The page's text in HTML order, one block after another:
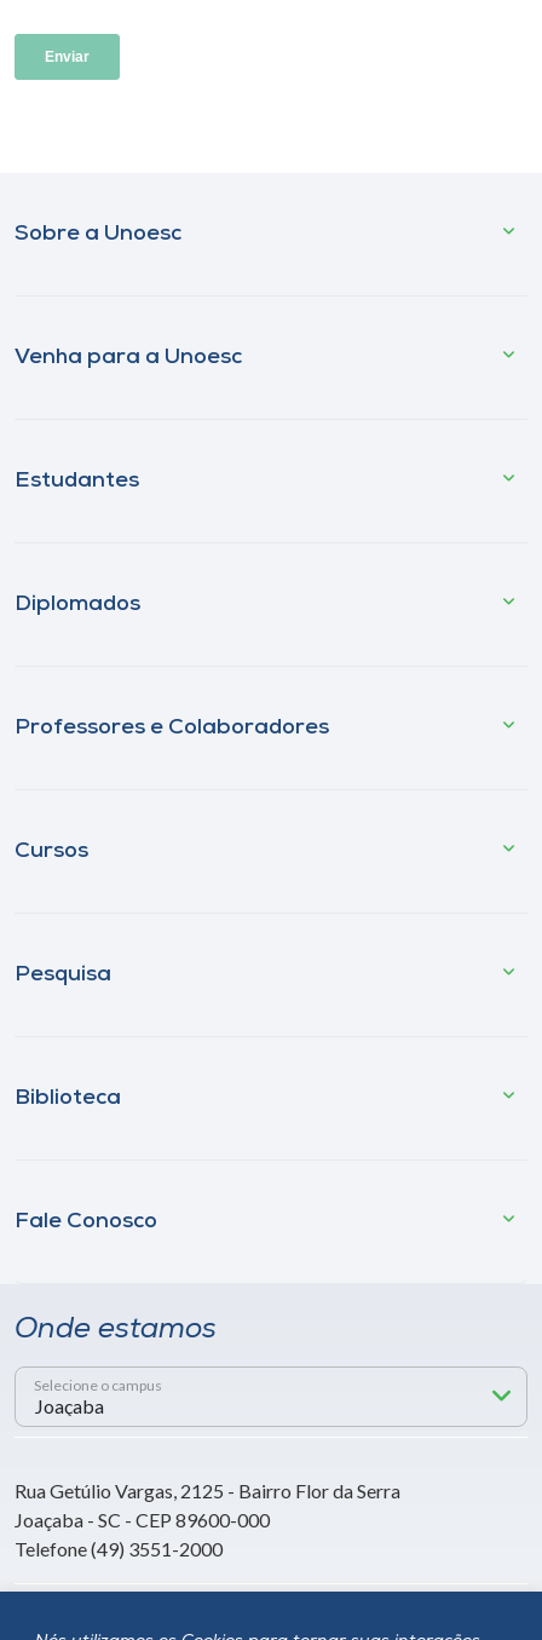
Sobre a Unoesc
Venha para a Unoesc
Estudantes
Diplomados
Professores e Colaboradores
Cursos
Pesquisa
Biblioteca
Fale Conosco
Onde estamos
Selecione o campus
Rua Getúlio Vargas, 2125 - Bairro Flor da Serra
Joaçaba - SC - CEP 89600-000
Telefone (49) 3551-2000
Siga a Unoesc